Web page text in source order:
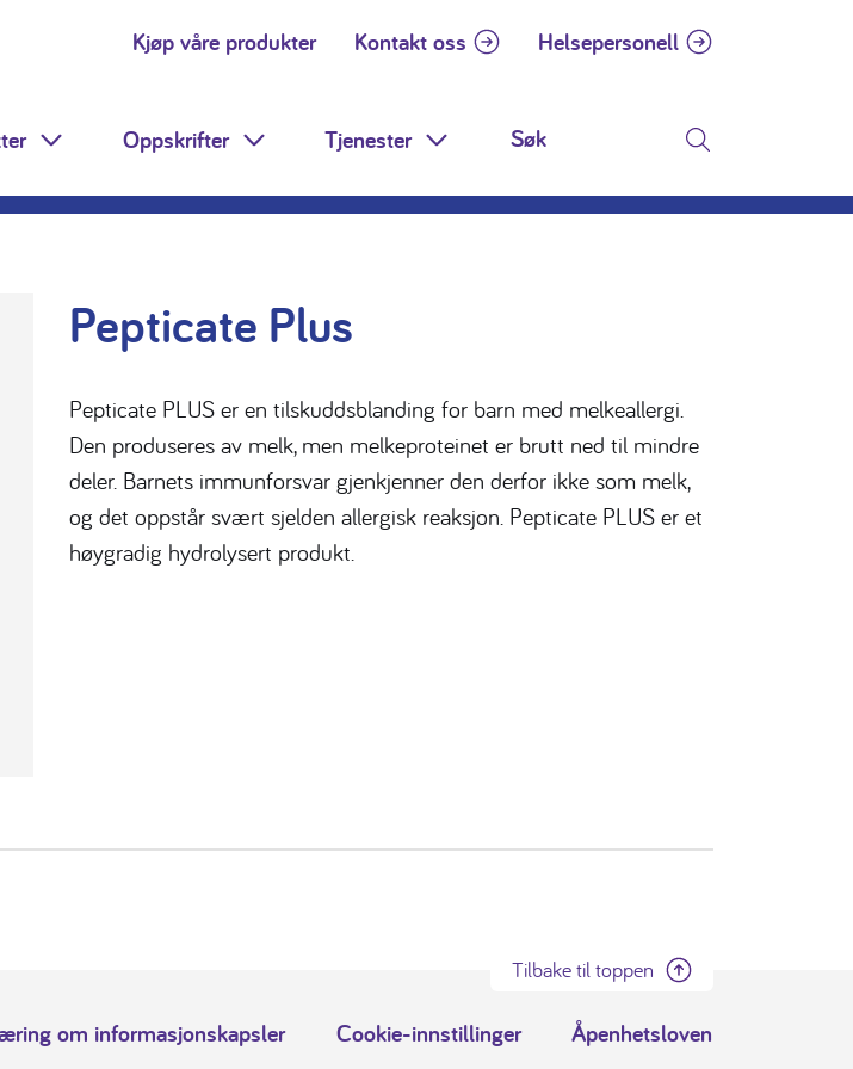
Kjøp våre produkter Kontakt oss Helsepersonell
Toggle Dropdown
Oppskrifter Toggle Dropdown
Tjenester Toggle Dropdown Søk
Pepticate Plus
Pepticate PLUS er en tilskuddsblanding for barn med melkeallergi.
Den produseres av melk, men melkeproteinet er brutt ned til mindre
deler. Barnets immunforsvar gjenkjenner den derfor ikke som melk,
og det oppstår svært sjelden allergisk reaksjon. Pepticate PLUS er et
høygradig hydrolysert produkt.
Tilbake til toppen
om informasjonskapsler Cookie-innstillinger Åpenhetsloven